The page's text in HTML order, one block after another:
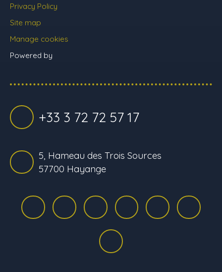
Privacy Policy
Site map
Manage cookies
Powered by
+33 3 72 72 57 17
5, Hameau des Trois Sources
57700 Hayange